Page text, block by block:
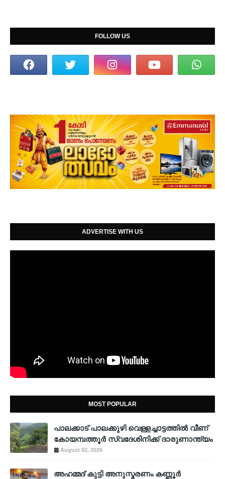
FOLLOW US
ADVERTISE WITH US
MOST POPULAR
പാലക്കാട് പാലക്കുഴി വെള്ളച്ചാട്ടത്തില്‍ വീണ്
കോയമ്പത്തൂര്‍ സ്വദേശിനിക്ക് ദാരുണാന്ത്യം
August 02, 2026
അഹമ്മദ് കുട്ടി അനുസ്മരണം കണ്ണൂർ